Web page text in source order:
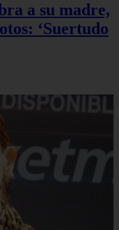
a su madre,
‘Suertudo